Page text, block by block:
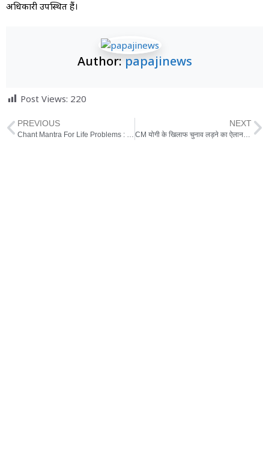
अधिकारी उपस्थित हैं।
Author:papajinews
Post Views: 220
PREVIOUS
Chant Mantra For Life Problems : रोजाना कर लें इन तीन मंत्रों का जाप, कुछ ही दिनों में दूर होंगी सभी परेशानियां
NEXT
CM योगी के खिलाफ चुनाव लड़ने का ऐलान करने वाले पूर्व IPS अमिताभ ठाकुर हाउस अरेस्ट